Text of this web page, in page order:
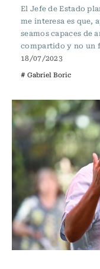
El Jefe de Estado
me interesa es que,
seamos capaces de
compartido y no un
18/07/2023
# Gabriel Boric